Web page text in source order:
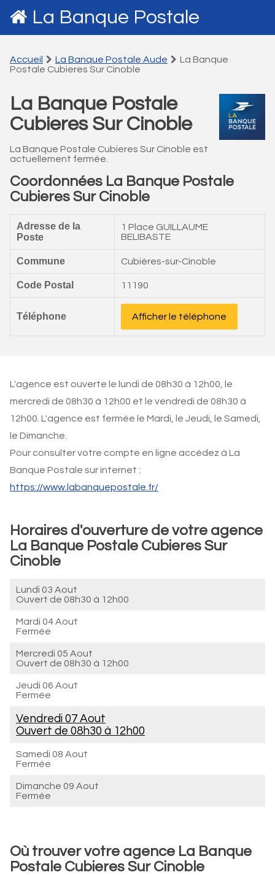
La Banque Postale
Accueil La Banque Postale Aude
La Banque
Postale Cubieres Sur Cinoble
La Banque Postale
Cubieres Sur Cinoble
La Banque Postale Cubieres Sur Cinoble est
actuellement fermée.
Coordonnées La Banque Postale
Cubieres Sur Cinoble
Adresse de la
Poste
1 Place GUILLAUME
BELIBASTE
Commune Cubières-sur-Cinoble
Code Postal 11190
Téléphone Afficher le téléphone
L'agence est ouverte le lundi de 08h30 à 12h00, le
mercredi de 08h30 à 12h00 et le vendredi de 08h30 à
12h00. L'agence est fermée le Mardi, le Jeudi, le Samedi,
le Dimanche.
Pour consulter votre compte en ligne accédez à La
Banque Postale sur internet :
https://www.labanquepostale.fr/
Horaires d'ouverture de votre agence
La Banque Postale Cubieres Sur
Cinoble
Lundi 03 Aout
Ouvert de 08h30 à 12h00
Mardi 04 Aout
Fermée
Mercredi 05 Aout
Ouvert de 08h30 à 12h00
Jeudi 06 Aout
Fermée
Vendredi 07 Aout
Ouvert de 08h30 à 12h00
Samedi 08 Aout
Fermée
Dimanche 09 Aout
Fermée
Où trouver votre agence La Banque
Postale Cubieres Sur Cinoble